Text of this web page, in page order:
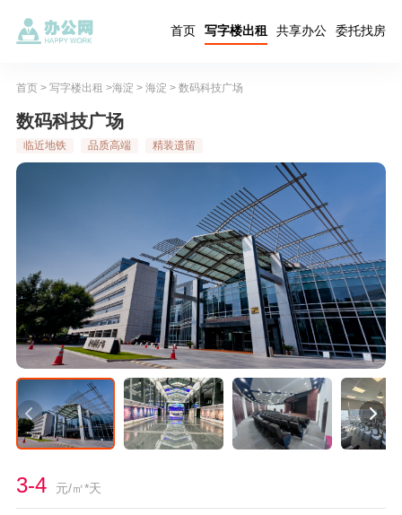
首页 写字楼出租 共享办公 委托找房
首页> 写字楼出租 >海淀 > 海淀 > 数码科技广场
数码科技广场
临近地铁 品质高端 精装遗留
3-4 元/㎡*天